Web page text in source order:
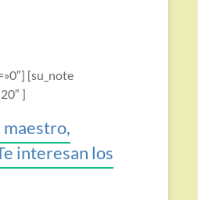
[su_note
]
maestro,
interesan los